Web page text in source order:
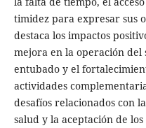
timidez para expresar sus
destaca los impactos
mejora en la operación del
entubado y el
actividades
desafíos relacionados con
salud y la aceptación de